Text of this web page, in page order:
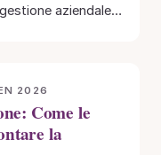
aziendale…
2026
Come le
la